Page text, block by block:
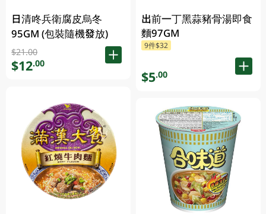
日清咚兵衛腐皮烏冬
95GM (包裝隨機發放)
$21.00
$12.00
出前一丁黑蒜豬骨湯即食
麵97GM
9件$32
$5.00